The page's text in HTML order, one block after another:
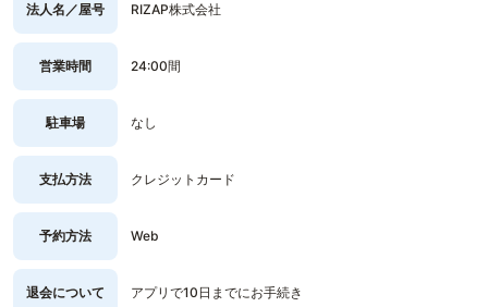
法人名／屋号 RIZAP株式会社
営業時間 24:00間
駐車場 なし
支払方法 クレジットカード
予約方法 Web
退会について アプリで10日までにお手続き